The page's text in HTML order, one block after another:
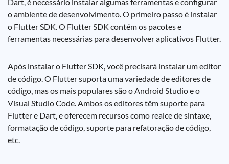
o ambiente de desenvolvimento. O primeiro passo é instalar
o Flutter SDK. O Flutter SDK contém os pacotes e
ferramentas necessárias para desenvolver aplicativos Flutter.
Após instalar o Flutter SDK, você precisará instalar um editor
de código. O Flutter suporta uma variedade de editores de
código, mas os mais populares são o Android Studio e o
Visual Studio Code. Ambos os editores têm suporte para
Flutter e Dart, e oferecem recursos como realce de sintaxe,
formatação de código, suporte para refatoração de código,
etc.